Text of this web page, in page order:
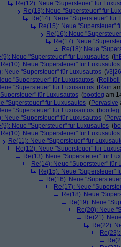
Re(12): Neue "Supersteuer" für
Re(13): Neue "Supersteuer" für
Re(14): Neue "Supersteuer" für
Re(15): Neue "Supersteuer"
Re(16): Neue
Re(17): Neue
Re(18): Neue
Neue "Supersteuer" für Luxusautos (
Re(10): Neue "Supersteuer" für Luxusautos
Neue "Supersteuer" für Luxusautos (\/
"Supersteuer" für Luxusautos (Roliboli
"Supersteuer" für Luxusautos (Rain
für Luxusautos (bootleg am
"Supersteuer" für Luxusautos (Pervasive
"Supersteuer" für Luxusautos (bootleg
Neue "Supersteuer" für Luxusautos (
Neue "Supersteuer" für Luxusautos (
Re(10): Neue "Supersteuer" für Luxusautos
Re(11): Neue "Supersteuer" für
Re(12): Neue "Supersteuer" für
Re(13): Neue "Supersteuer" für
Re(14): Neue "Supersteuer" für
Re(15): Neue "Supersteuer"
Re(16): Neue
Re(17): Neue
Re(18): Neue
Re(19): Neue
Re(20): Neue
Re(21):
Re(22):